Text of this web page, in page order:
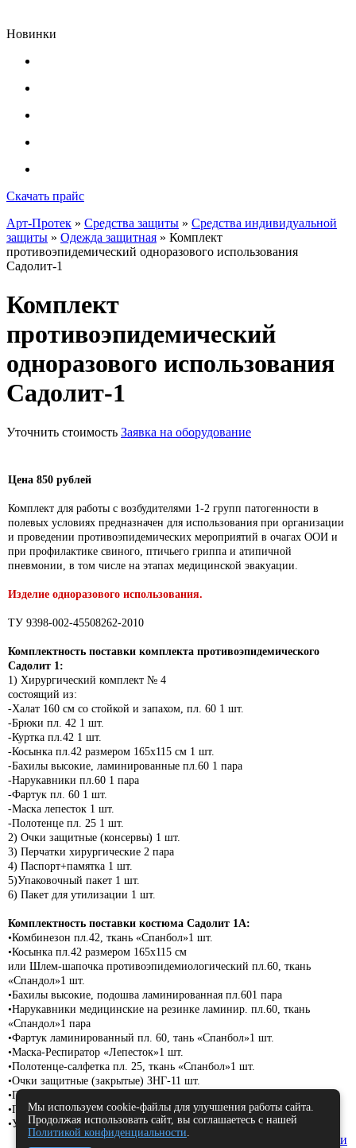
Новинки
Скачать прайс
Арт-Протек » Средства защиты » Средства индивидуальной
защиты » Одежда защитная » Комплект
противоэпидемический одноразового использования
Садолит-1
Комплект
противоэпидемический
одноразового использования
Садолит-1
Уточнить стоимость Заявка на оборудование
Цена 850 рублей
Комплект для работы с возбудителями 1-2 групп патогенности в
полевых условиях предназначен для использования при организации
и проведении противоэпидемических мероприятий в очагах ООИ и
при профилактике свиного, птичьего гриппа и атипичной
пневмонии, в том числе на этапах медицинской эвакуации.
Изделие одноразового использования.
ТУ 9398-002-45508262-2010
Комплектность поставки комплекта противоэпидемического
Садолит 1:
1) Хирургический комплект № 4
состоящий из:
-Халат 160 см со стойкой и запахом, пл. 60 1 шт.
-Брюки пл. 42 1 шт.
-Куртка пл.42 1 шт.
-Косынка пл.42 размером 165х115 см 1 шт.
-Бахилы высокие, ламинированные пл.60 1 пара
-Нарукавники пл.60 1 пара
-Фартук пл. 60 1 шт.
-Маска лепесток 1 шт.
-Полотенце пл. 25 1 шт.
2) Очки защитные (консервы) 1 шт.
3) Перчатки хирургические 2 пара
4) Паспорт+памятка 1 шт.
5)Упаковочный пакет 1 шт.
6) Пакет для утилизации 1 шт.
Комплектность поставки костюма Садолит 1А:
•Комбинезон пл.42, ткань «Спанбол»1 шт.
•Косынка пл.42 размером 165х115 см
или Шлем-шапочка противоэпидемиологический пл.60, ткань
«Спандол»1 шт.
•Бахилы высокие, подошва ламинированная пл.601 пара
•Нарукавники медицинские на резинке ламинир. пл.60, ткань
«Спандол»1 пара
•Фартук ламинированный пл. 60, тань «Спанбол»1 шт.
•Маска-Респиратор «Лепесток»1 шт.
•Полотенце-салфетка пл. 25, ткань «Спанбол»1 шт.
•Очки защитные (закрытые) ЗНГ-11 шт.
•Перчатки латексные2 пара
•Паспорт + памятка1 шт.
•Упаковочный пакет1 шт.
Версия для печати
Мы используем cookie-файлы для улучшения работы сайта.
Продолжая использовать сайт, вы соглашаетесь с нашей
Политикой конфиденциальности.